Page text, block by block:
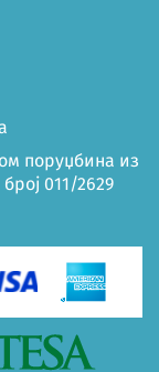
поруџбина из
011/2629